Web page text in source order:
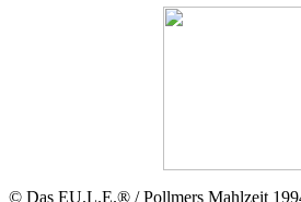
© Das EU.L.E.® / Pollmers Mahlzeit